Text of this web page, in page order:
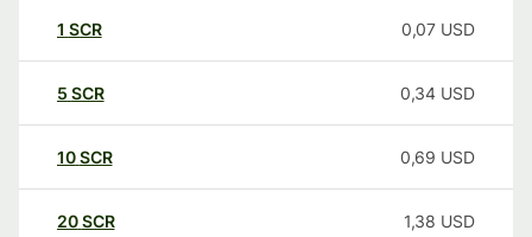
1 SCR 0,07 USD
5 SCR 0,34 USD
10SCR 0,69 USD
20SCR 1,38 USD